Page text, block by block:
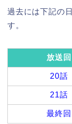
過去には下記の
す。
放送回
20話
21話
最終回